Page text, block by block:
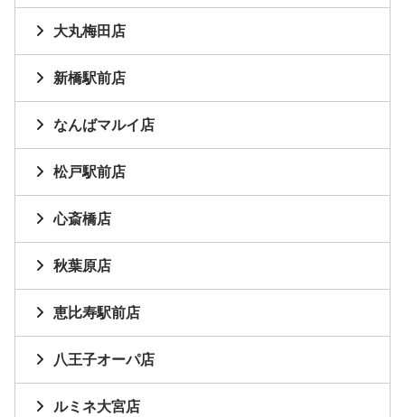
大丸梅田店
新橋駅前店
なんばマルイ店
松戸駅前店
心斎橋店
秋葉原店
恵比寿駅前店
八王子オーパ店
ルミネ大宮店